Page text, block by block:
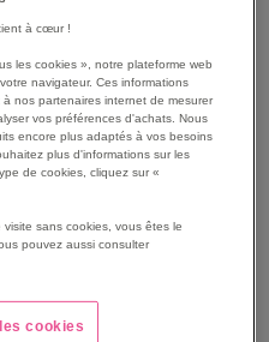
Banquette Forézien enfant
Tolerie Forezienne
À partir de
475,00 €
570,00 € TTC
AJOUTER
FAVORIS
4modèles
à cœur !
les cookies », notre plateforme web
navigateur. Ces informations
nos partenaires internet de mesurer
vos préférences d'achats. Nous
encore plus adaptés à vos besoins
plus d'informations sur les
de cookies, cliquez sur «
sans cookies, vous êtes le
pouvez aussi consulter
cookies